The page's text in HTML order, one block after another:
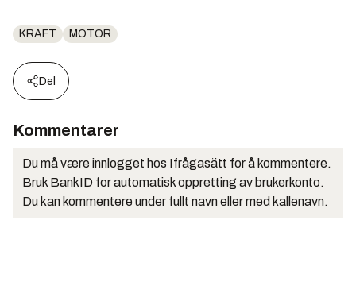
KRAFT MOTOR
Del
Kommentarer
Du må være innlogget hos Ifrågasätt for å kommentere.
Bruk BankID for automatisk oppretting av brukerkonto.
Du kan kommentere under fullt navn eller med kallenavn.